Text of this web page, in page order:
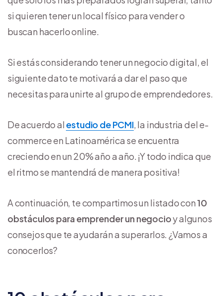
si quieren tener un local físico para vender o
buscan hacerlo online.
Si estás considerando tener un negocio digital, el
siguiente dato te motivará a dar el paso que
necesitas para unirte al grupo de emprendedores.
De acuerdo al estudio de PCMI, la industria del e-
commerce en Latinoamérica se encuentra
creciendo en un 20% año a año. ¡Y todo indica que
el ritmo se mantendrá de manera positiva!
A continuación, te compartimos un listado con10
obstáculos para emprender un negocioy algunos
consejos que te ayudarán a superarlos. ¿Vamos a
conocerlos?